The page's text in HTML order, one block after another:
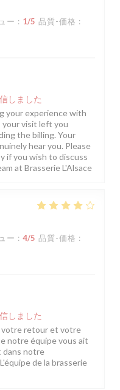
ー : 1/5 品質-価格 :
しました
your experience with
your visit left you
the billing. Your
hear you. Please
if you wish to discuss
at Brasserie L'Alsace
ー : 4/5 品質-価格 :
しました
votre retour et votre
notre équipe vous ait
dans notre
de la brasserie